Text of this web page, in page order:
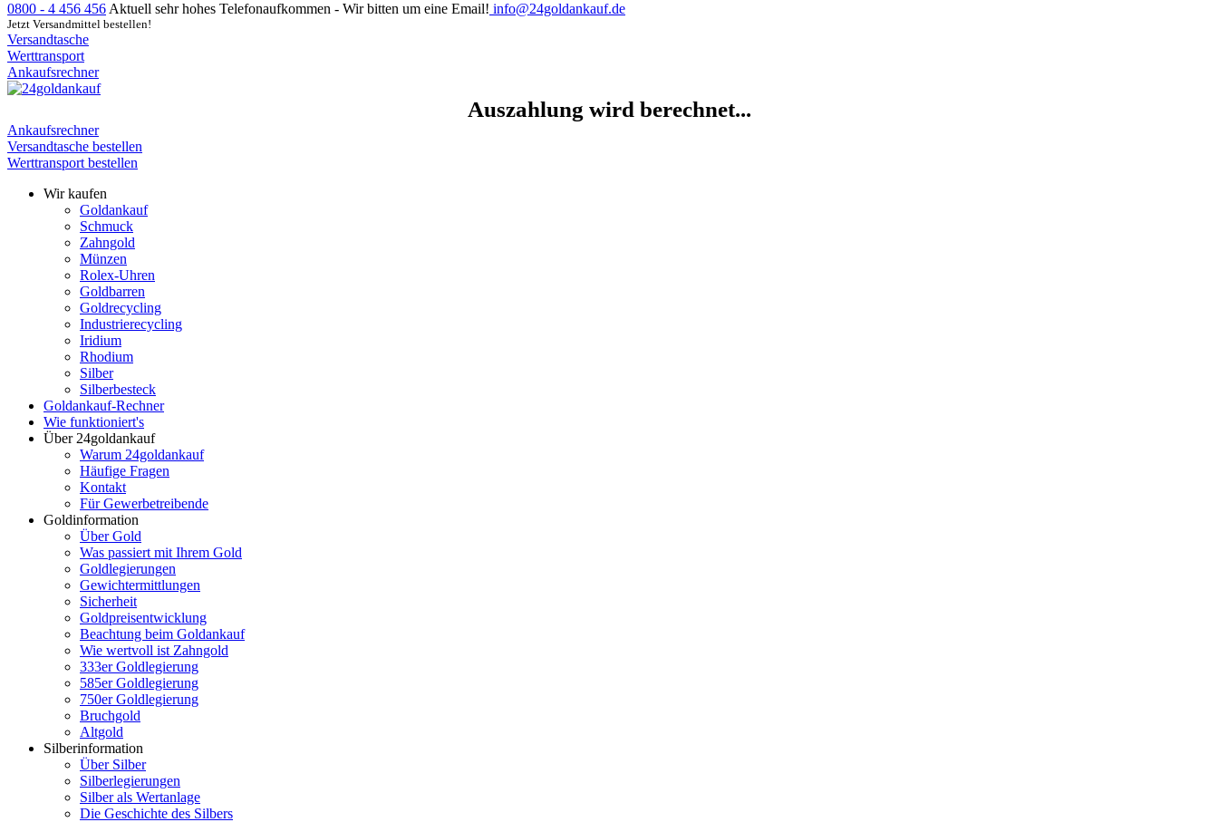
0800 - 4 456 456 Aktuell sehr hohes Telefonaufkommen - Wir bitten um eine Email! info@24goldankauf.de
Jetzt Versandmittel bestellen!
Versandtasche
Werttransport
Ankaufsrechner
Auszahlung wird berechnet...
Ankaufsrechner
Versandtasche bestellen
Werttransport bestellen
Wir kaufen
Goldankauf
Schmuck
Zahngold
Münzen
Rolex-Uhren
Goldbarren
Goldrecycling
Industrierecycling
Iridium
Rhodium
Silber
Silberbesteck
Goldankauf-Rechner
Wie funktioniert's
Über 24goldankauf
Warum 24goldankauf
Häufige Fragen
Kontakt
Für Gewerbetreibende
Goldinformation
Über Gold
Was passiert mit Ihrem Gold
Goldlegierungen
Gewichtermittlungen
Sicherheit
Goldpreisentwicklung
Beachtung beim Goldankauf
Wie wertvoll ist Zahngold
333er Goldlegierung
585er Goldlegierung
750er Goldlegierung
Bruchgold
Altgold
Silberinformation
Über Silber
Silberlegierungen
Silber als Wertanlage
Die Geschichte des Silbers